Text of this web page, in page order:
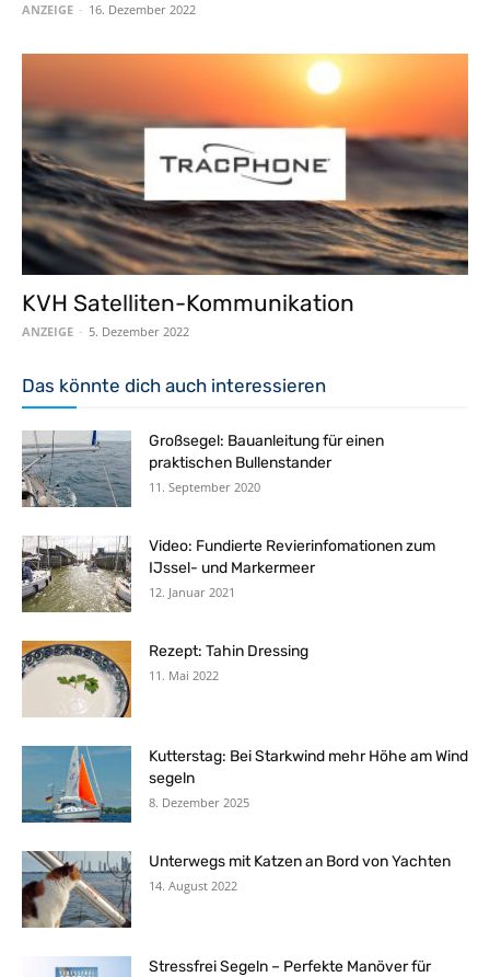
ANZEIGE - 16. Dezember 2022
KVH Satelliten-Kommunikation
ANZEIGE - 5. Dezember 2022
Das könnte dich auch interessieren
Großsegel: Bauanleitung für einen
praktischen Bullenstander
11. September 2020
Video: Fundierte Revierinfomationen zum
IJssel- und Markermeer
12. Januar 2021
Rezept: Tahin Dressing
11. Mai 2022
Kutterstag: Bei Starkwind mehr Höhe am Wind
segeln
8. Dezember 2025
Unterwegs mit Katzen an Bord von Yachten
14. August 2022
Stressfrei Segeln – Perfekte Manöver für